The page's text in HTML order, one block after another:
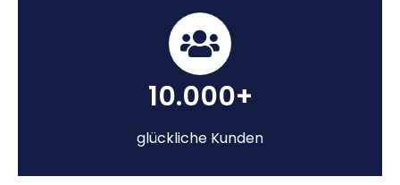
10.000+
glückliche Kunden